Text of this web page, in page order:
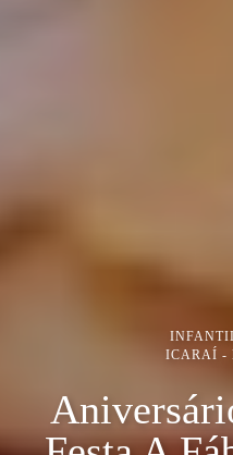
ICARAÍ -